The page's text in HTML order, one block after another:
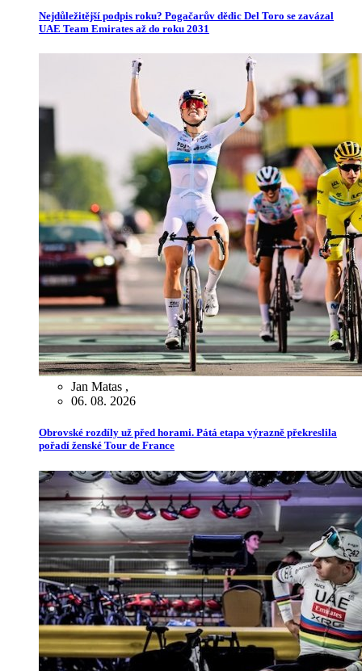
Nejdůležitější podpis roku? Pogačarův dědic Del Toro se zavázal
UAE Team Emirates až do roku 2031
Jan Matas ,
06. 08. 2026
Obrovské rozdíly už před horami. Pátá etapa výrazně překreslila
pořadí ženské Tour de France